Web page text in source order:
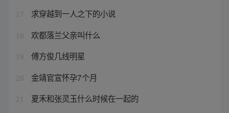
17 求穿越到一人之下的小说
18 欢都落兰父亲叫什么
19 傅方俊几线明星
20 金靖官宣怀孕7个月
21 夏禾和张灵玉什么时候在一起的